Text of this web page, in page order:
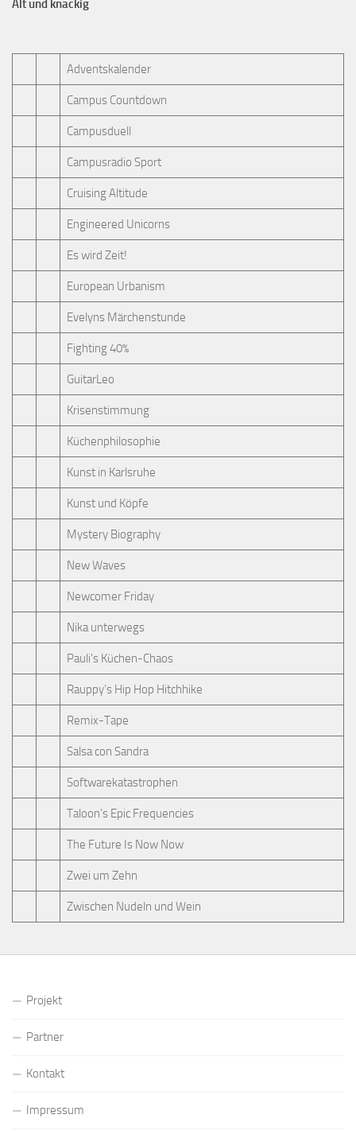
Alt und knackig
Adventskalender
Campus Countdown
Campusduell
Campusradio Sport
Cruising Altitude
Engineered Unicorns
Es wird Zeit!
European Urbanism
Evelyns Märchenstunde
Fighting 40%
GuitarLeo
Krisenstimmung
Küchenphilosophie
Kunst in Karlsruhe
Kunst und Köpfe
Mystery Biography
New Waves
Newcomer Friday
Nika unterwegs
Pauli's Küchen-Chaos
Rauppy’s Hip Hop Hitchhike
Remix-Tape
Salsa con Sandra
Softwarekatastrophen
Taloon’s Epic Frequencies
The Future Is Now Now
Zwei um Zehn
Zwischen Nudeln und Wein
Projekt
Partner
Kontakt
Impressum